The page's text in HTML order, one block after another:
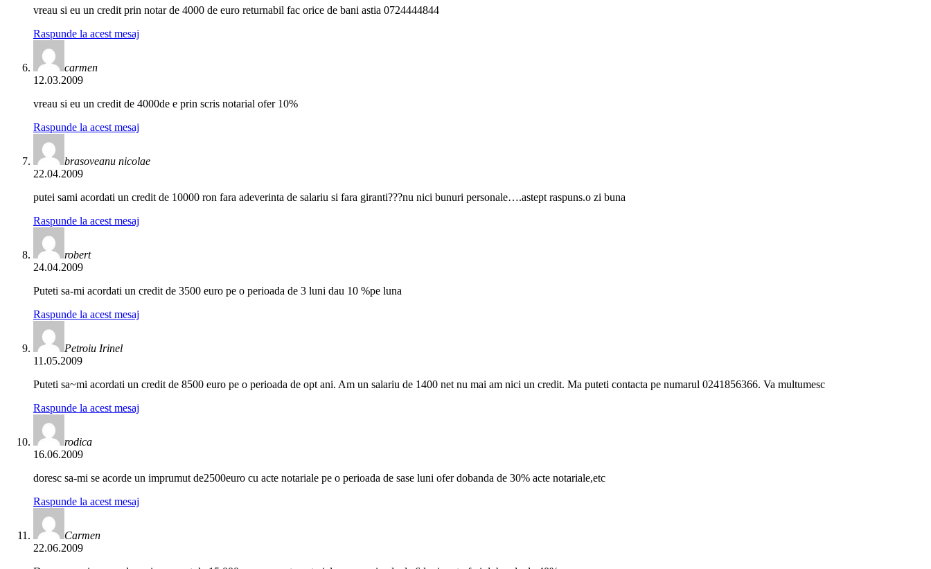
vreau si eu un credit prin notar de 4000 de euro returnabil fac orice de bani astia 0724444844
Raspunde la acest mesaj
carmen
12.03.2009
vreau si eu un credit de 4000de e prin scris notarial ofer 10%
Raspunde la acest mesaj
brasoveanu nicolae
22.04.2009
putei sami acordati un credit de 10000 ron fara adeverinta de salariu si fara giranti???nu nici bunuri personale….astept raspuns.o zi buna
Raspunde la acest mesaj
robert
24.04.2009
Puteti sa-mi acordati un credit de 3500 euro pe o perioada de 3 luni dau 10 %pe luna
Raspunde la acest mesaj
Petroiu Irinel
11.05.2009
Puteti sa~mi acordati un credit de 8500 euro pe o perioada de opt ani. Am un salariu de 1400 net nu mai am nici un credit. Ma puteti contacta pe numarul 0241856366. Va multumesc
Raspunde la acest mesaj
rodica
16.06.2009
doresc sa-mi se acorde un imprumut de2500euro cu acte notariale pe o perioada de sase luni ofer dobanda de 30% acte notariale,etc
Raspunde la acest mesaj
Carmen
22.06.2009